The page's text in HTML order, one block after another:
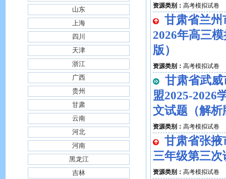
山东
上海
四川
天津
浙江
广西
贵州
甘肃
云南
河北
河南
黑龙江
吉林
资源类别： 高考模拟试卷
甘肃省兰
2026年高三
版）
资源类别： 高考模拟试卷
甘肃省武
盟2025-2026
文试题（解析
资源类别： 高考模拟试卷
甘肃省张掖
三年级第三
资源类别： 高考模拟试卷